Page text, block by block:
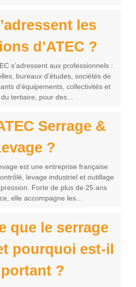
les
d’ATEC ?
s’adressent aux professionnels :
bureaux d’études, sociétés de
d’équipements, collectivités et
tertiaire, pour des...
Serrage &
?
est une entreprise française
levage industriel et outillage
Forte de plus de 25 ans
elle accompagne les...
que le serrage
pourquoi est-il
?